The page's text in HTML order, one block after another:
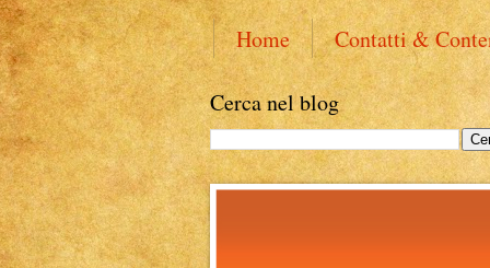
Home Contatti &
Cerca nel blog